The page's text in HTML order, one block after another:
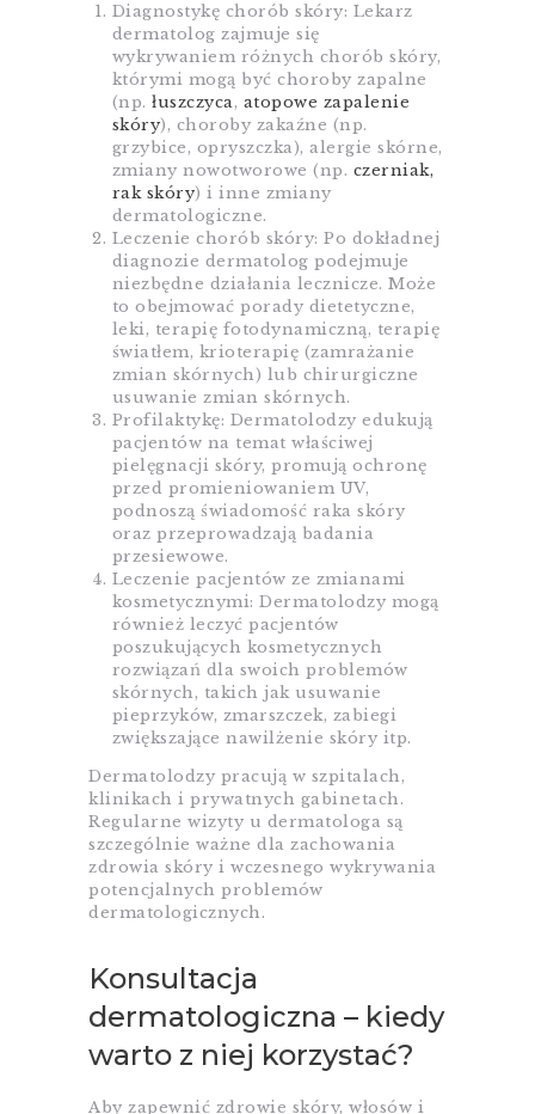
Diagnostykę chorób skóry: Lekarz
dermatolog zajmuje się
wykrywaniem różnych chorób skóry,
którymi mogą być choroby zapalne
(np. łuszczyca, atopowe zapalenie
skóry), choroby zakaźne (np.
grzybice, opryszczka), alergie skórne,
zmiany nowotworowe (np. czerniak,
rak skóry) i inne zmiany
dermatologiczne.
Leczenie chorób skóry: Po dokładnej
diagnozie dermatolog podejmuje
niezbędne działania lecznicze. Może
to obejmować porady dietetyczne,
leki, terapię fotodynamiczną, terapię
światłem, krioterapię (zamrażanie
zmian skórnych) lub chirurgiczne
usuwanie zmian skórnych.
Profilaktykę: Dermatolodzy edukują
pacjentów na temat właściwej
pielęgnacji skóry, promują ochronę
przed promieniowaniem UV,
podnoszą świadomość raka skóry
oraz przeprowadzają badania
przesiewowe.
Leczenie pacjentów ze zmianami
kosmetycznymi: Dermatolodzy mogą
również leczyć pacjentów
poszukujących kosmetycznych
rozwiązań dla swoich problemów
skórnych, takich jak usuwanie
pieprzyków, zmarszczek, zabiegi
zwiększające nawilżenie skóry itp.
Dermatolodzy pracują w szpitalach,
klinikach i prywatnych gabinetach.
Regularne wizyty u dermatologa są
szczególnie ważne dla zachowania
zdrowia skóry i wczesnego wykrywania
potencjalnych problemów
dermatologicznych.
Konsultacja
dermatologiczna – kiedy
warto z niej korzystać?
Aby zapewnić zdrowie skóry, włosów i